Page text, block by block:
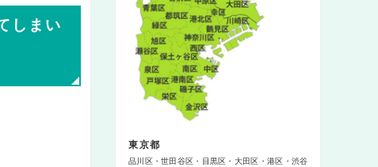
しまい
東京都
品川区 世田谷区 目黒区 大田区 港区
渋谷